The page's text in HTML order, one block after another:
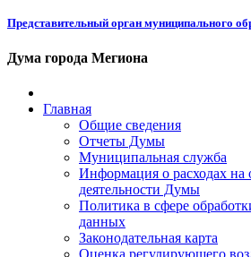
Представительный орган муниципального
Дума города Мегиона
Главная
Общие сведения
Отчеты Думы
Муниципальная служба
Информация о расходах на
деятельности Думы
Политика в сфере
данных
Законодательная карта